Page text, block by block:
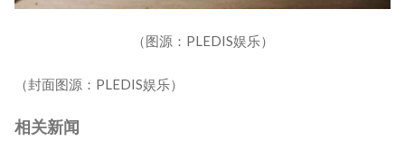
（图源：PLEDIS娱乐）
（封面图源：PLEDIS娱乐）
相关新闻